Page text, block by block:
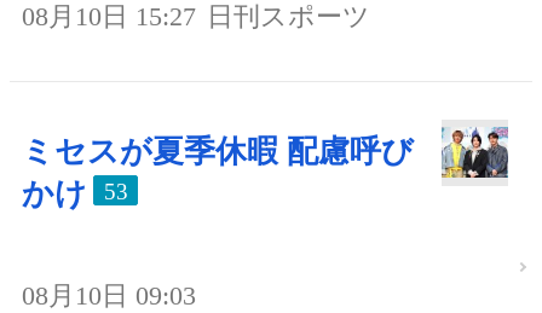
08月10日 15:27 日刊スポーツ
ミセスが夏季休暇 配慮呼び
かけ
53
08月10日 09:03